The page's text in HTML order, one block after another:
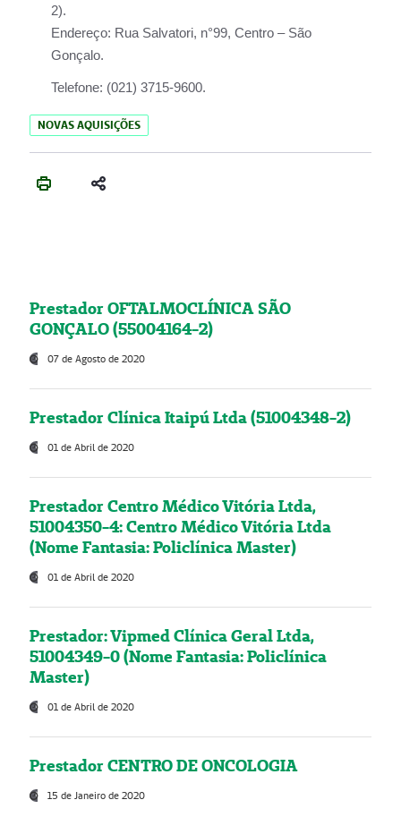
2).
Endereço: Rua Salvatori, n°99, Centro – São
Gonçalo.
Telefone: (021) 3715-9600.
NOVAS AQUISIÇÕES
Prestador OFTALMOCLÍNICA SÃO
GONÇALO (55004164-2)
07 de Agosto de 2020
Prestador Clínica Itaipú Ltda (51004348-2)
01 de Abril de 2020
Prestador Centro Médico Vitória Ltda,
51004350-4: Centro Médico Vitória Ltda
(Nome Fantasia: Policlínica Master)
01 de Abril de 2020
Prestador: Vipmed Clínica Geral Ltda,
51004349-0 (Nome Fantasia: Policlínica
Master)
01 de Abril de 2020
Prestador CENTRO DE ONCOLOGIA
15 de Janeiro de 2020